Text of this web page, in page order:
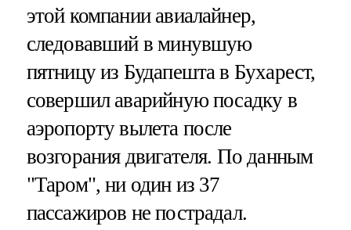
этой компании авиалайнер,
следовавший в минувшую
пятницу из Будапешта в Бухарест,
совершил аварийную посадку в
аэропорту вылета после
возгорания двигателя. По данным
"Таром", ни один из 37
пассажиров не пострадал.